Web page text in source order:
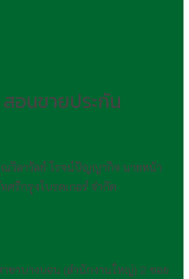
อนขายประกัน
ณวิลาวัลย์ โรจน์ปัญญากิจ นายหน้า
รีกรุงโบรคเกอร์ จำกัด
าขาบางบอน (สำนักงานใหญ่) 2 ซอย